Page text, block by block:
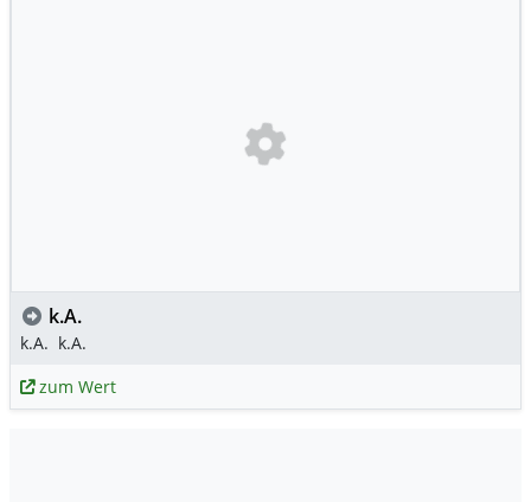
k.A.
k.A. k.A.
zum Wert